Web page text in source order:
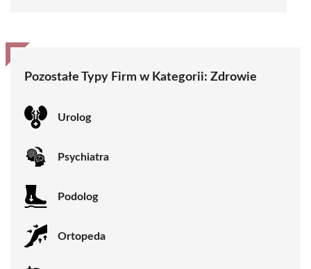
Pozostałe Typy Firm w Kategorii: Zdrowie
Urolog
Psychiatra
Podolog
Ortopeda